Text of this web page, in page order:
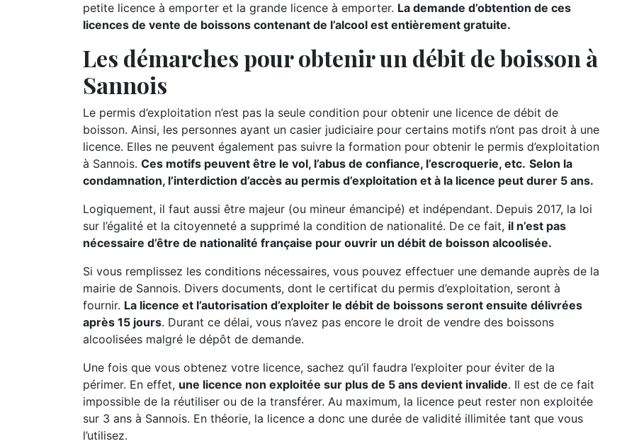
petite licence à emporter et la grande licence à emporter. La demande d’obtention de ces
licences de vente de boissons contenant de l’alcool est entièrement gratuite.
Les démarches pour obtenir un débit de boisson à
Sannois
Le permis d’exploitation n’est pas la seule condition pour obtenir une licence de débit de
boisson. Ainsi, les personnes ayant un casier judiciaire pour certains motifs n’ont pas droit à une
licence. Elles ne peuvent également pas suivre la formation pour obtenir le permis d’exploitation
à Sannois. Ces motifs peuvent être le vol, l’abus de confiance, l’escroquerie, etc. Selon la
condamnation, l’interdiction d’accès au permis d’exploitation et à la licence peut durer 5 ans.
Logiquement, il faut aussi être majeur (ou mineur émancipé) et indépendant. Depuis 2017, la loi
sur l’égalité et la citoyenneté a supprimé la condition de nationalité. De ce fait, il n’est pas
nécessaire d’être de nationalité française pour ouvrir un débit de boisson alcoolisée.
Si vous remplissez les conditions nécessaires, vous pouvez effectuer une demande auprès de la
mairie de Sannois. Divers documents, dont le certificat du permis d’exploitation, seront à
fournir. La licence et l’autorisation d’exploiter le débit de boissons seront ensuite délivrées
après 15 jours. Durant ce délai, vous n’avez pas encore le droit de vendre des boissons
alcoolisées malgré le dépôt de demande.
Une fois que vous obtenez votre licence, sachez qu’il faudra l’exploiter pour éviter de la
périmer. En effet, une licence non exploitée sur plus de 5 ans devient invalide. Il est de ce fait
impossible de la réutiliser ou de la transférer. Au maximum, la licence peut rester non exploitée
sur 3 ans à Sannois. En théorie, la licence a donc une durée de validité illimitée tant que vous
l’utilisez.